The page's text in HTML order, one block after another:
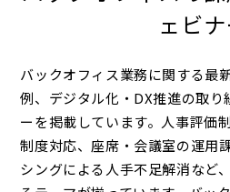
ェビ
バックオフィス業務に関する最
例、デジタル化・DX推進の取り
ーを掲載しています。人事評価
制度対応、座席・会議室の運用
シングによる人手不足解消など